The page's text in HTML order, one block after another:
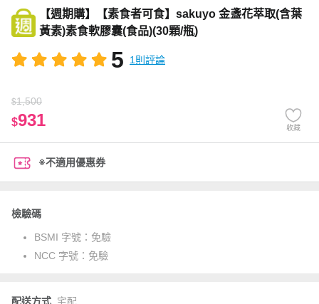
【週期購】【素食者可食】sakuyo 金盞花萃取(含葉
黃素)素食軟膠囊(食品)(30顆/瓶)
5 1則評論
$1,500
$931 收藏
※不適用優惠券
檢驗碼
BSMI 字號： 免驗
NCC 字號： 免驗
配送方式 宅配